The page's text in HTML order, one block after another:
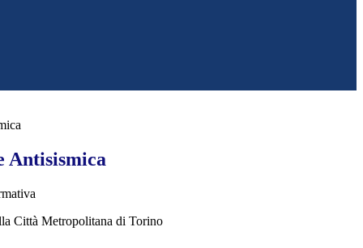
Antisismica
Città Metropolitana di Torino